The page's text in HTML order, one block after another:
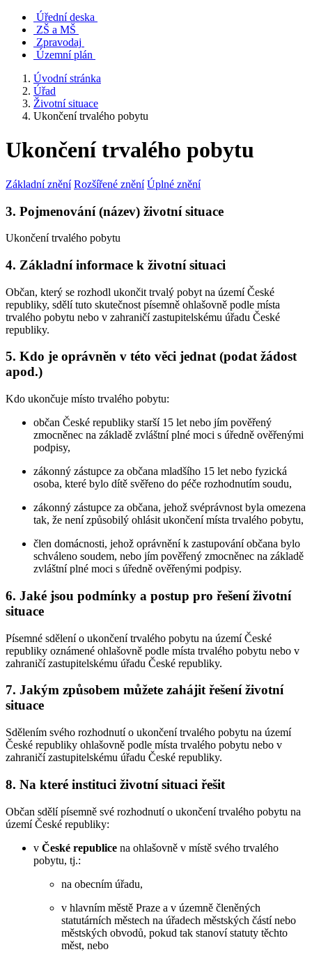
Úřední deska
ZŠ a MŠ
Zpravodaj
Územní plán
Úvodní stránka
Úřad
Životní situace
Ukončení trvalého pobytu
Ukončení trvalého pobytu
Základní znění Rozšířené znění Úplné znění
3. Pojmenování (název) životní situace
Ukončení trvalého pobytu
4. Základní informace k životní situaci
Občan, který se rozhodl ukončit trvalý pobyt na území České
republiky, sdělí tuto skutečnost písemně ohlašovně podle místa
trvalého pobytu nebo v zahraničí zastupitelskému úřadu České
republiky.
5. Kdo je oprávněn v této věci jednat (podat žádost
apod.)
Kdo ukončuje místo trvalého pobytu:
občan České republiky starší 15 let nebo jím pověřený
zmocněnec na základě zvláštní plné moci s úředně ověřenými
podpisy,
zákonný zástupce za občana mladšího 15 let nebo fyzická
osoba, které bylo dítě svěřeno do péče rozhodnutím soudu,
zákonný zástupce za občana, jehož svéprávnost byla omezena
tak, že není způsobilý ohlásit ukončení místa trvalého pobytu,
člen domácnosti, jehož oprávnění k zastupování občana bylo
schváleno soudem, nebo jím pověřený zmocněnec na základě
zvláštní plné moci s úředně ověřenými podpisy.
6. Jaké jsou podmínky a postup pro řešení životní
situace
Písemné sdělení o ukončení trvalého pobytu na území České
republiky oznámené ohlašovně podle místa trvalého pobytu nebo v
zahraničí zastupitelskému úřadu České republiky.
7. Jakým způsobem můžete zahájit řešení životní
situace
Sdělením svého rozhodnutí o ukončení trvalého pobytu na území
České republiky ohlašovně podle místa trvalého pobytu nebo v
zahraničí zastupitelskému úřadu České republiky.
8. Na které instituci životní situaci řešit
Občan sdělí písemně své rozhodnutí o ukončení trvalého pobytu na
území České republiky:
v České republice na ohlašovně v místě svého trvalého
pobytu, tj.:
na obecním úřadu,
v hlavním městě Praze a v územně členěných
statutárních městech na úřadech městských částí nebo
městských obvodů, pokud tak stanoví statuty těchto
měst, nebo